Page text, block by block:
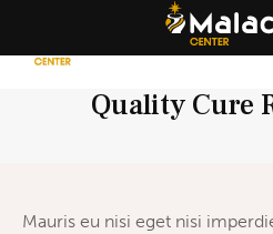
Quality Cure
Mauris eu nisi eget nisi